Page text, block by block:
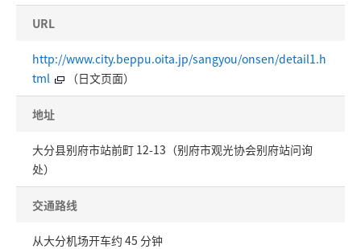
URL
http://www.city.beppu.oita.jp/sangyou/onsen/detail1.h
tml
（日文页面）
地址
大分县别府市站前町 12-13（别府市观光协会别府站问询
处）
交通路线
从大分机场开车约 45 分钟